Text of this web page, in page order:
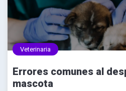
Veterinaria
Errores comunes al
mascota